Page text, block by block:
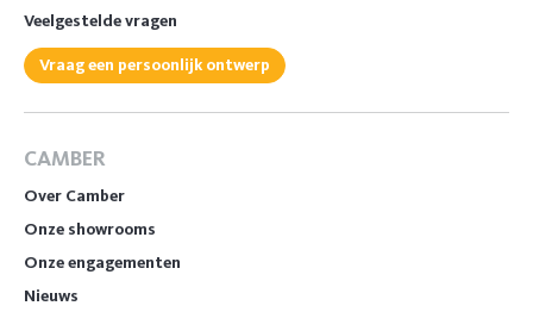
Veelgestelde vragen
Vraag een persoonlijk ontwerp
CAMBER
Over Camber
Onze showrooms
Onze engagementen
Nieuws